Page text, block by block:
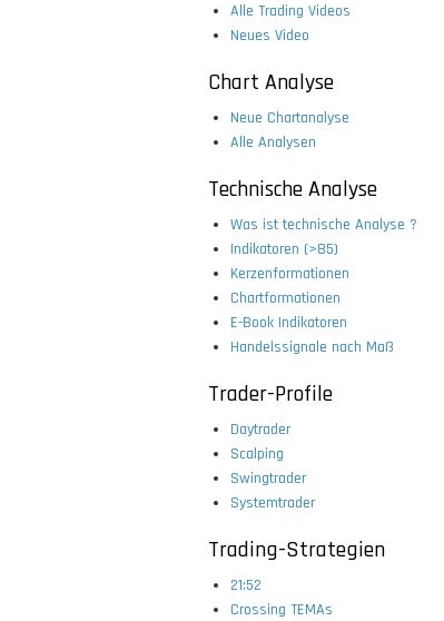
Alle Trading Videos
Neues Video
Chart Analyse
Neue Chartanalyse
Alle Analysen
Technische Analyse
Was ist technische Analyse ?
Indikatoren (>85)
Kerzenformationen
Chartformationen
E-Book Indikatoren
Handelssignale nach Maß
Trader-Profile
Daytrader
Scalping
Swingtrader
Systemtrader
Trading-Strategien
21:52
Crossing TEMAs